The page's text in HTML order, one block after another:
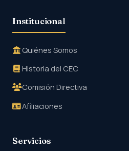
Institucional
Quiénes Somos
Historia del CEC
Comisión Directiva
Afiliaciones
Servicios